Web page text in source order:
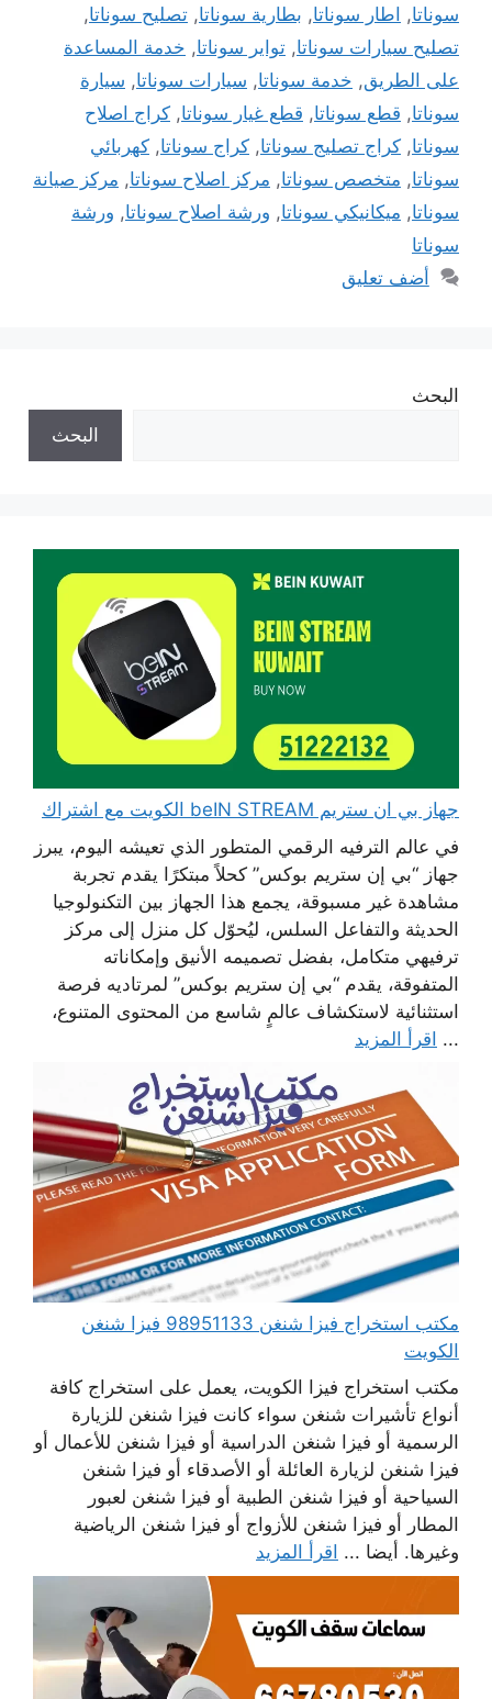
سوناتا, اطار سوناتا, بطارية سوناتا, تصليح سوناتا,
تصليح سيارات سوناتا, تواير سوناتا, خدمة المساعدة
على الطريق, خدمة سوناتا, سيارات سوناتا, سيارة
سوناتا, قطع سوناتا, قطع غيار سوناتا, كراج اصلاح
سوناتا, كراج تصليج سوناتا, كراج سوناتا, كهربائي
سوناتا, متخصص سوناتا, مركز اصلاح سوناتا, مركز صيانة
سوناتا, ميكانيكي سوناتا, ورشة اصلاح سوناتا, ورشة
سوناتا
أضف تعليق
البحث
البحث
جهاز بي ان ستريم beIN STREAM الكويت مع اشتراك
في عالم الترفيه الرقمي المتطور الذي تعيشه اليوم، يبرز
جهاز “بي إن ستريم بوكس” كحلاً مبتكرًا يقدم تجربة
مشاهدة غير مسبوقة، يجمع هذا الجهاز بين التكنولوجيا
الحديثة والتفاعل السلس، ليُحوّل كل منزل إلى مركز
ترفيهي متكامل، بفضل تصميمه الأنيق وإمكاناته
المتفوقة، يقدم “بي إن ستريم بوكس” لمرتاديه فرصة
استثنائية لاستكشاف عالمٍ شاسع من المحتوى المتنوع،
... اقرأ المزيد
مكتب استخراج فيزا شنغن 98951133 فيزا شنغن
الكويت
مكتب استخراج فيزا الكويت، يعمل على استخراج كافة
أنواع تأشيرات شنغن سواء كانت فيزا شنغن للزيارة
الرسمية أو فيزا شنغن الدراسية أو فيزا شنغن للأعمال أو
فيزا شنغن لزيارة العائلة أو الأصدقاء أو فيزا شنغن
السياحية أو فيزا شنغن الطبية أو فيزا شنغن لعبور
المطار أو فيزا شنغن للأزواج أو فيزا شنغن الرياضية
وغيرها. أيضا ... اقرأ المزيد